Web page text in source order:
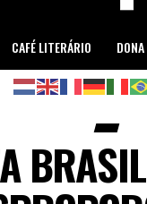
CAFÉ LITERÁRIO